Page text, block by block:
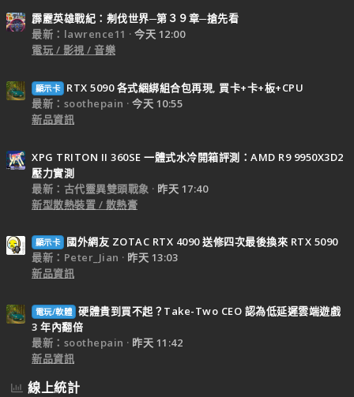
霹靂英雄戰紀：刜伐世界─第３９章─搶先看
最新：lawrence11
今天 12:00
電玩 / 影視 / 音樂
顯示卡
RTX 5090 各式綑綁組合包再現, 買卡+卡+板+CPU
最新：soothepain
今天 10:55
新品資訊
XPG TRITON II 360SE 一體式水冷開箱評測：AMD R9 9950X3D2
壓力實測
最新：古代靈異雙頭戰象
昨天 17:40
新型散熱裝置 / 散熱膏
顯示卡
國外網友 ZOTAC RTX 4090 送修四次最後換來 RTX 5090
最新：Peter_Jian
昨天 13:03
新品資訊
電玩/軟體 硬體貴到買不起？Take-Two CEO 認為低延遲雲端遊戲
3 年內翻倍
最新：soothepain
昨天 11:42
新品資訊
線上統計